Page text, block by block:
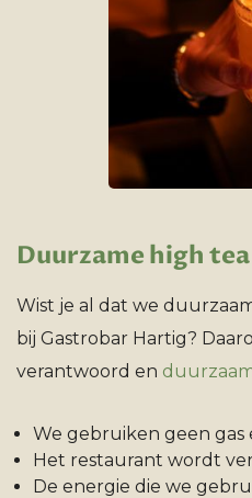
Duurzame high
Wist je al dat we
bij Gastrobar Hartig?
verantwoord en
We gebruiken geen
Het restaurant wordt
De energie die we